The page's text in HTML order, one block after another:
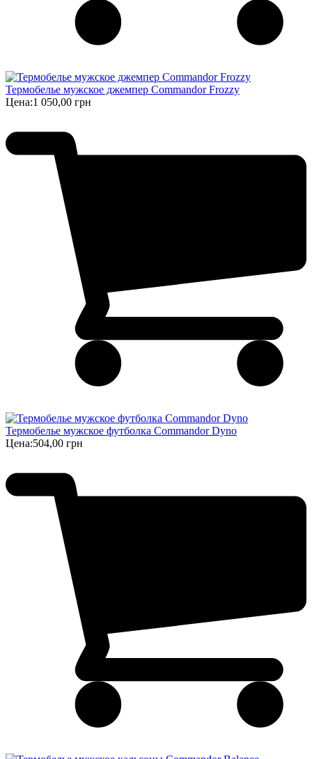
Термобелье мужское джемпер Commandor Frozzy
Цена:1 050,00 грн
Термобелье мужское футболка Commandor Dyno
Цена:504,00 грн